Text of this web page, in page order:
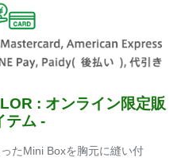
: オンライン限定販
テム -
たMini Boxを胸元に縫い付